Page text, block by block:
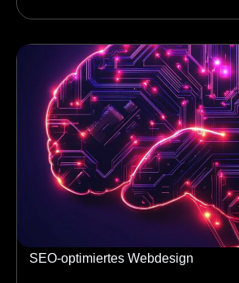
SEO-optimiertes Webdesign